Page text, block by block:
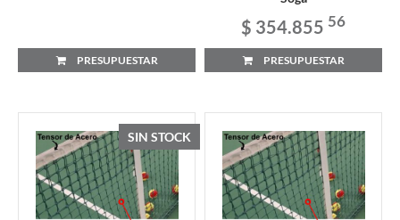
PRESUPUESTAR
$ 354.855 56
PRESUPUESTAR
SIN STOCK